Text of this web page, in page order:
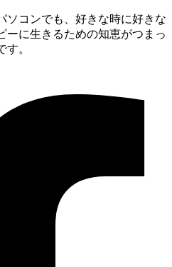
ソコンでも、好きな時に好きな
ーに生きるための知恵がつまっ
。